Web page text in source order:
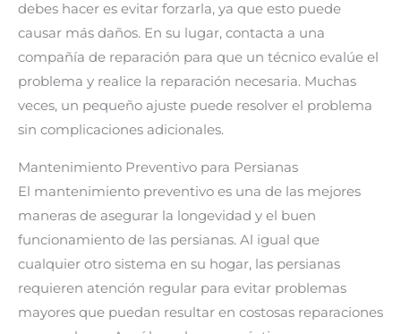
debes hacer es evitar forzarla, ya que esto puede
causar más daños. En su lugar, contacta a una
compañía de reparación para que un técnico evalúe el
problema y realice la reparación necesaria. Muchas
veces, un pequeño ajuste puede resolver el problema
sin complicaciones adicionales.
Mantenimiento Preventivo para Persianas
El mantenimiento preventivo es una de las mejores
maneras de asegurar la longevidad y el buen
funcionamiento de las persianas. Al igual que
cualquier otro sistema en su hogar, las persianas
requieren atención regular para evitar problemas
mayores que puedan resultar en costosas reparaciones